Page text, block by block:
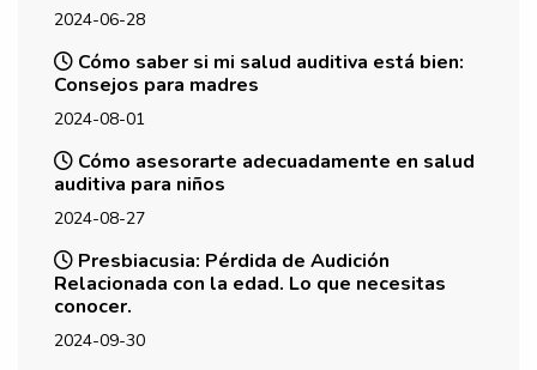
2024-06-28
Cómo saber si mi salud auditiva está bien:
Consejos para madres
2024-08-01
Cómo asesorarte adecuadamente en salud
auditiva para niños
2024-08-27
Presbiacusia: Pérdida de Audición
Relacionada con la edad. Lo que necesitas
conocer.
2024-09-30